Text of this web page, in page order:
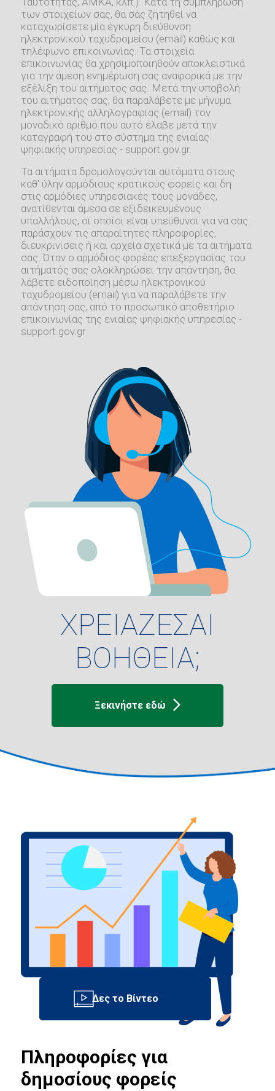
των στοιχείων σας, θα σάς ζητηθεί να
καταχωρίσετε μία έγκυρη διεύθυνση
ηλεκτρονικού ταχυδρομείου (email) καθώς και
τηλέφωνο επικοινωνίας. Τα στοιχεία
επικοινωνίας θα χρησιμοποιηθούν αποκλειστικά
για την άμεση ενημέρωση σας αναφορικά με την
εξέλιξη του αιτήματος σας. Μετά την υποβολή
του αιτήματος σας, θα παραλάβετε με μήνυμα
ηλεκτρονικής αλληλογραφίας (email) τον
μοναδικό αριθμό που αυτό έλαβε μετά την
καταγραφή του στο σύστημα της ενιαίας
ψηφιακής υπηρεσίας - support.gov.gr.
Τα αιτήματα δρομολογούνται αυτόματα στους
καθ' ύλην αρμόδιους κρατικούς φορείς και δη
στις αρμόδιες υπηρεσιακές τους μονάδες,
ανατίθενται άμεσα σε εξιδεικευμένους
υπαλλήλους, οι οποίοι είναι υπεύθυνοι για να σας
παράσχουν τις απαραίτητες πληροφορίες,
διευκρινίσεις ή και αρχεία σχετικά με τα αιτήματα
σας. Όταν ο αρμόδιος φορέας επεξεργασίας του
αιτήματός σας ολοκληρώσει την απάντηση, θα
λάβετε ειδοποίηση μέσω ηλεκτρονικού
ταχυδρομείου (email) για να παραλάβετε την
απάντηση σας, από το προσωπικό αποθετήριο
επικοινωνίας της ενιαίας ψηφιακής υπηρεσίας -
support.gov.gr
ΧΡΕΙΑΖΕΣΑΙ
ΒΟΗΘΕΙΑ;
Ξεκινήστε εδώ
Πληροφορίες για
δημοσίους φορείς